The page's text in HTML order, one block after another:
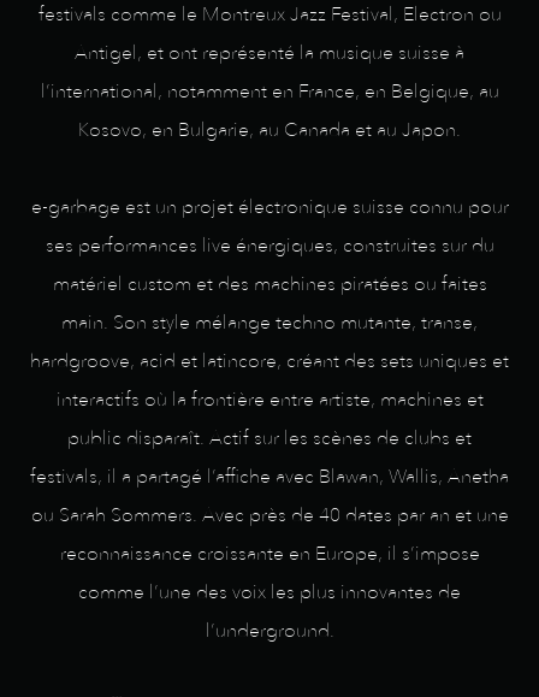
festivals comme le Montreux Jazz Festival, Electron ou
Antigel, et ont représenté la musique suisse à
l’international, notamment en France, en Belgique, au
Kosovo, en Bulgarie, au Canada et au Japon.
e-garbage est un projet électronique suisse connu pour
ses performances live énergiques, construites sur du
matériel custom et des machines piratées ou faites
main. Son style mélange techno mutante, transe,
hardgroove, acid et latincore, créant des sets uniques et
interactifs où la frontière entre artiste, machines et
public disparaît. Actif sur les scènes de clubs et
festivals, il a partagé l’affiche avec Blawan, Wallis, Anetha
ou Sarah Sommers. Avec près de 40 dates par an et une
reconnaissance croissante en Europe, il s’impose
comme l’une des voix les plus innovantes de
l’underground.